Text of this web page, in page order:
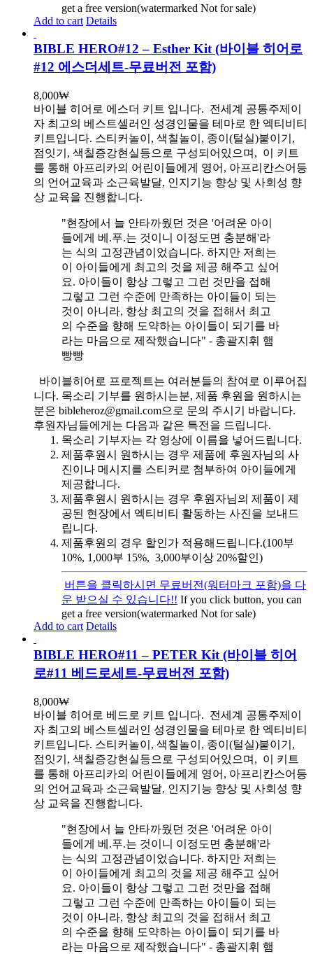
get a free version(watermarked Not for sale)
Add to cart Details
BIBLE HERO#12 – Esther Kit (바이블 히어로
#12 에스더세트-무료버전 포함)
8,000₩
바이블 히어로 에스더 키트 입니다. 전세계 공통주제이
자 최고의 베스트셀러인 성경인물을 테마로 한 엑티비티
키트입니다. 스티커놀이, 색칠놀이, 종이(털실)붙이기,
점잇기, 색칠증강현실등으로 구성되어있으며, 이 키트
를 통해 아프리카의 어린이들에게 영어, 아프리칸스어등
의 언어교육과 소근육발달, 인지기능 향상 및 사회성 향
상 교육을 진행합니다.
"현장에서 늘 안타까웠던 것은 '어려운 아이
들에게 베.푸.는 것이니 이정도면 충분해'라
는 식의 고정관념이었습니다. 하지만 저희는
이 아이들에게 최고의 것을 제공 해주고 싶어
요. 아이들이 항상 그렇고 그런 것만을 접해
그렇고 그런 수준에 만족하는 아이들이 되는
것이 아니라, 항상 최고의 것을 접해서 최고
의 수준을 향해 도약하는 아이들이 되기를 바
라는 마음으로 제작했습니다" - 총괄지휘 햄
빵빵
바이블히어로 프로젝트는 여러분들의 참여로 이루어집
니다. 목소리 기부를 원하시는분, 제품 후원을 원하시는
분은 bibleheroz@gmail.com으로 문의 주시기 바랍니다.
후원자님들에게는 다음과 같은 특전을 드립니다.
목소리 기부자는 각 영상에 이름을 넣어드립니다.
제품후원시 원하시는 경우 제품에 후원자님의 사
진이나 메시지를 스티커로 첨부하여 아이들에게
제공합니다.
제품후원시 원하시는 경우 후원자님의 제품이 제
공된 현장에서 엑티비티 활동하는 사진을 보내드
립니다.
제품후원의 경우 할인가 적용해드립니다.(100부
10%, 1,000부 15%, 3,000부이상 20%할인)
버튼을 클릭하시면 무료버전(워터마크 포함)을 다
운 받으실 수 있습니다!! If you click button, you can
get a free version(watermarked Not for sale)
Add to cart Details
BIBLE HERO#11 – PETER Kit (바이블 히어
로#11 베드로세트-무료버전 포함)
8,000₩
바이블 히어로 베드로 키트 입니다. 전세계 공통주제이
자 최고의 베스트셀러인 성경인물을 테마로 한 엑티비티
키트입니다. 스티커놀이, 색칠놀이, 종이(털실)붙이기,
점잇기, 색칠증강현실등으로 구성되어있으며, 이 키트
를 통해 아프리카의 어린이들에게 영어, 아프리칸스어등
의 언어교육과 소근육발달, 인지기능 향상 및 사회성 향
상 교육을 진행합니다.
"현장에서 늘 안타까웠던 것은 '어려운 아이
들에게 베.푸.는 것이니 이정도면 충분해'라
는 식의 고정관념이었습니다. 하지만 저희는
이 아이들에게 최고의 것을 제공 해주고 싶어
요. 아이들이 항상 그렇고 그런 것만을 접해
그렇고 그런 수준에 만족하는 아이들이 되는
것이 아니라, 항상 최고의 것을 접해서 최고
의 수준을 향해 도약하는 아이들이 되기를 바
라는 마음으로 제작했습니다" - 총괄지휘 햄